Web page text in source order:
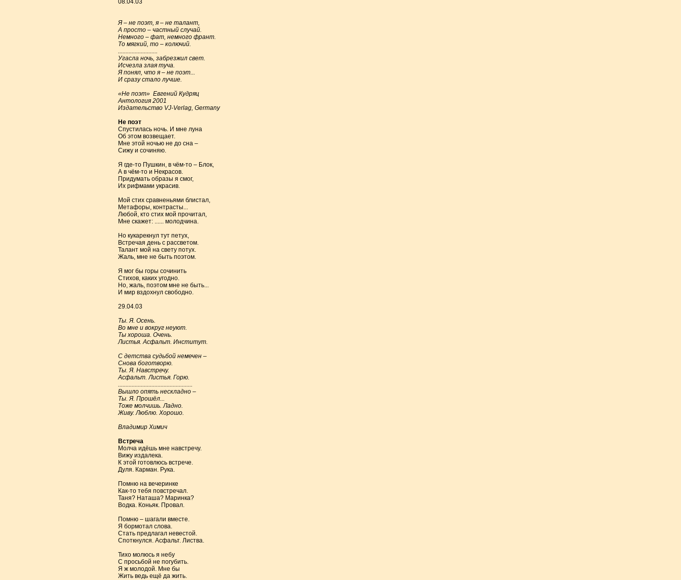
Я – не поэт, я – не талант,
А просто – частный случай.
Немного – фат, немного франт.
То мягкий, то – колючий.
Угасла ночь, забрезжил свет.
Исчезла злая туча.
Я понял, что я – не поэт...
И сразу стало лучше.
«Не поэт» Евгений Кудряц
Антология 2001
Издательство VJ-Verlag, Germany
Не поэт
Спустилась ночь. И мне луна
Об этом возвещает.
Мне этой ночью не до сна –
Сижу и сочиняю.
Я где-то Пушкин, в чём-то – Блок,
А в чём-то и Некрасов.
Придумать образы я смог,
Их рифмами украсив.
Мой стих сравненьями блистал,
Метафоры, контрасты...
Любой, кто стих мой прочитал,
Мне скажет: ...... молодчина.
Но кукарекнул тут петух,
Встречая день с рассветом.
Талант мой на свету потух.
Жаль, мне не быть поэтом.
Я мог бы горы сочинить
Стихов, каких угодно.
Но, жаль, поэтом мне не быть...
И мир вздохнул свободно.
29.04.03
Ты. Я. Осень.
Во мне и вокруг неуют.
Ты хороша. Очень.
Листья. Асфальт. Институт.
С детства судьбой немечен –
Снова боготворю.
Ты. Я. Навстречу.
Асфальт. Листья. Горю.
Вышло опять нескладно –
Ты. Я. Прошёл...
Тоже молчишь. Ладно.
Живу. Люблю. Хорошо.
Владимир Химич
Встреча
Молча идёшь мне навстречу.
Вижу издалека.
К этой готовлюсь встрече.
Дуля. Карман. Рука.
Помню на вечеринке
Как-то тебя повстречал.
Таня? Наташа? Маринка?
Водка. Коньяк. Провал.
Помню – шагали вместе.
Я бормотал слова.
Стать предлагал невестой.
Споткнулся. Асфальт. Листва.
Тихо молюсь я небу
С просьбой не погубить.
Я ж молодой. Мне бы
Жить ведь ещё да жить.